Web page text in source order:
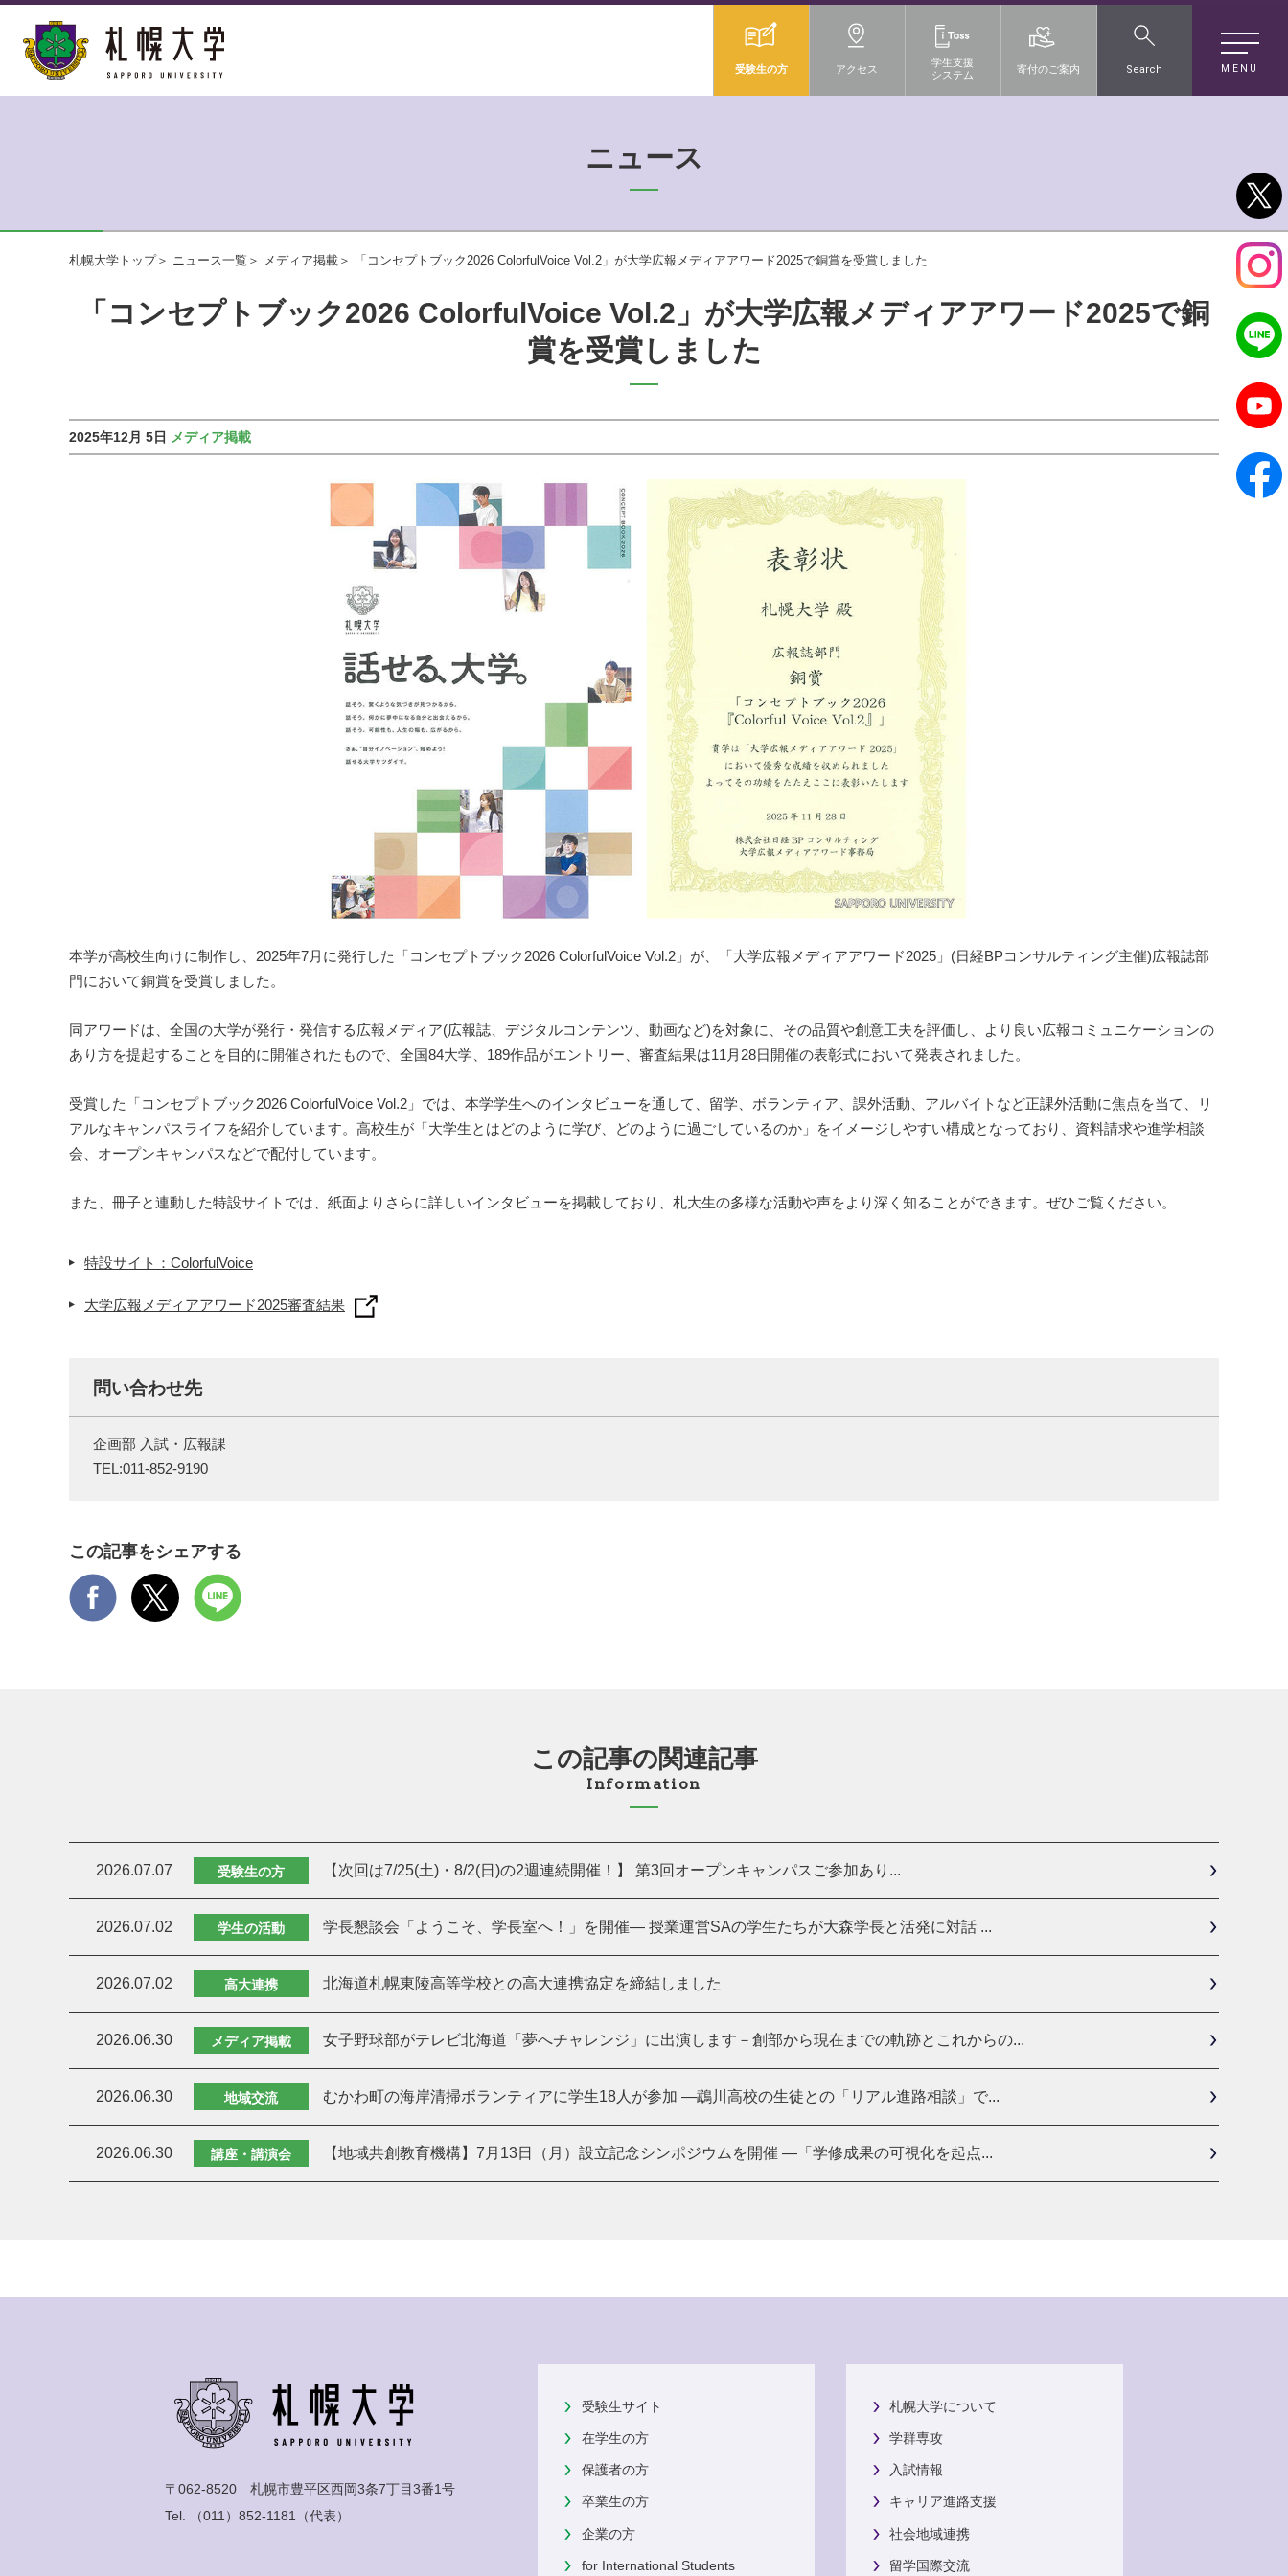
MENU
受験生の方 アクセス
学生支援
システム
寄付のご案内 Search
ニュース
札幌大学トップ ニュース一覧 メディア掲載 「コンセプトブック2026 ColorfulVoice Vol.2」が大学広報メディアアワード2025で銅賞を受賞しました
「コンセプトブック2026 ColorfulVoice Vol.2」が大学広報メディアアワード2025で銅
賞を受賞しました
2025年12月 5日 メディア掲載
本学が高校生向けに制作し、2025年7月に発行した「コンセプトブック2026 ColorfulVoice Vol.2」が、「大学広報メディアアワード2025」(日経BPコンサルティング主催)広報誌部
門において銅賞を受賞しました。
同アワードは、全国の大学が発行・発信する広報メディア(広報誌、デジタルコンテンツ、動画など)を対象に、その品質や創意工夫を評価し、より良い広報コミュニケーションの
あり方を提起することを目的に開催されたもので、全国84大学、189作品がエントリー、審査結果は11月28日開催の表彰式において発表されました。
受賞した「コンセプトブック2026 ColorfulVoice Vol.2」では、本学学生へのインタビューを通して、留学、ボランティア、課外活動、アルバイトなど正課外活動に焦点を当て、リ
アルなキャンパスライフを紹介しています。高校生が「大学生とはどのように学び、どのように過ごしているのか」をイメージしやすい構成となっており、資料請求や進学相談
会、オープンキャンパスなどで配付しています。
また、冊子と連動した特設サイトでは、紙面よりさらに詳しいインタビューを掲載しており、札大生の多様な活動や声をより深く知ることができます。ぜひご覧ください。
特設サイト：ColorfulVoice
大学広報メディアアワード2025審査結果
問い合わせ先
企画部 入試・広報課
TEL:011-852-9190
この記事をシェアする
この記事の関連記事
Information
2026.07.07 受験生の方 【次回は7/25(土)・8/2(日)の2週連続開催！】 第3回オープンキャンパスご参加あり...
2026.07.02 学生の活動 学長懇談会「ようこそ、学長室へ！」を開催― 授業運営SAの学生たちが大森学長と活発に対話 ...
2026.07.02 高大連携 北海道札幌東陵高等学校との高大連携協定を締結しました
2026.06.30 メディア掲載 女子野球部がテレビ北海道「夢へチャレンジ」に出演します－創部から現在までの軌跡とこれからの...
2026.06.30 地域交流 むかわ町の海岸清掃ボランティアに学生18人が参加 ―鵡川高校の生徒との「リアル進路相談」で...
2026.06.30 講座・講演会 【地域共創教育機構】7月13日（月）設立記念シンポジウムを開催 ―「学修成果の可視化を起点...
〒062-8520 札幌市豊平区西岡3条7丁目3番1号
Tel.
（011）852-1181 （代表）
受験生サイト
在学生の方
保護者の方
卒業生の方
企業の方
for International Students
札幌大学について
学群専攻
入試情報
キャリア進路支援
社会地域連携
留学国際交流